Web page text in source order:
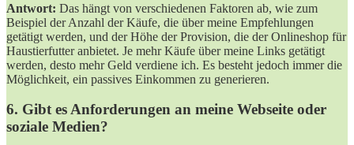
Antwort: Das hängt von verschiedenen Faktoren ab, wie zum
Beispiel der Anzahl der Käufe, die über meine Empfehlungen
getätigt werden, und der Höhe der Provision, die der Onlineshop für
Haustierfutter anbietet. Je mehr Käufe über meine Links getätigt
werden, desto mehr Geld verdiene ich. Es besteht jedoch immer die
Möglichkeit, ein passives Einkommen zu generieren.
6. Gibt es Anforderungen an meine Webseite oder
soziale Medien?